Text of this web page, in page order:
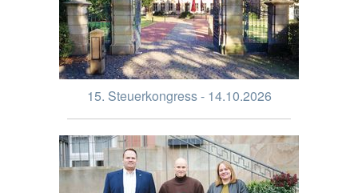
15. Steuerkongress - 14.10.2026